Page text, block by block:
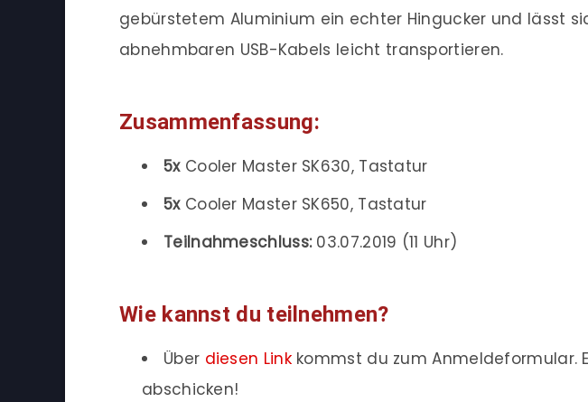
gebürstetem Aluminium ein echter Hingucker und lässt
abnehmbaren USB-Kabels leicht transportieren.
Zusammenfassung:
5xCooler Master SK630, Tastatur
5xCooler Master SK650, Tastatur
Teilnahmeschluss: 03.07.2019 (11 Uhr)
Wie kannst du teilnehmen?
Über diesen Linkkommst du zum Anmeldeformular.
abschicken!